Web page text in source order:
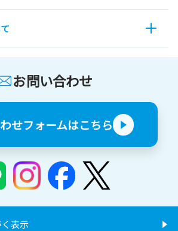
お問い合わせ
せフォームはこちら
表示